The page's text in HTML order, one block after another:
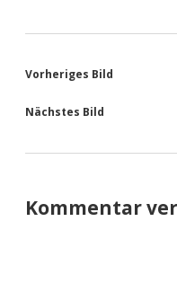
Vorheriges Bild
Nächstes Bild
Kommentar